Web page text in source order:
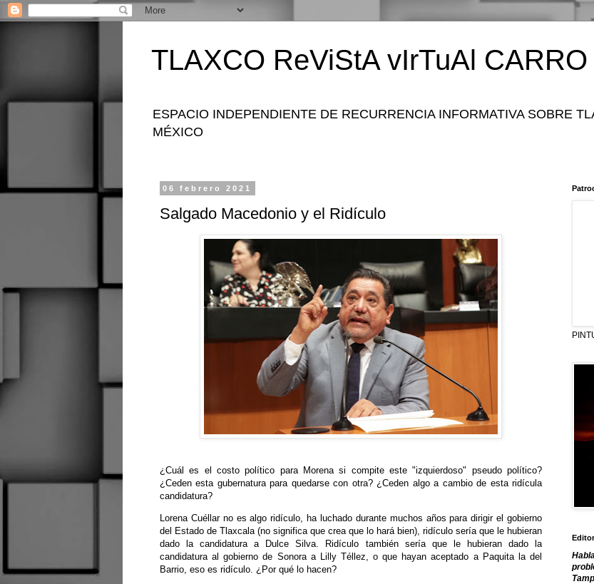
TLAXCO ReViStA vIrTuAl
ESPACIO INDEPENDIENTE DE RECURRENCIA INFORMATIVA SOBRE
MÉXICO
06 febrero 2021
Salgado Macedonio y el Ridículo
¿Cuál es el costo político para Morena si compite este "izquierdoso" pseudo político?
¿Ceden esta gubernatura para quedarse con otra? ¿Ceden algo a cambio de esta ridícula
candidatura?
Lorena Cuéllar no es algo ridículo, ha luchado durante muchos años para dirigir el gobierno
del Estado de Tlaxcala (no significa que crea que lo hará bien), ridículo sería que le hubieran
dado la candidatura a Dulce Silva. Ridículo también sería que le hubieran dado la
candidatura al gobierno de Sonora a Lilly Téllez, o que hayan aceptado a Paquita la del
Barrio, eso es ridículo. ¿Por qué lo hacen?